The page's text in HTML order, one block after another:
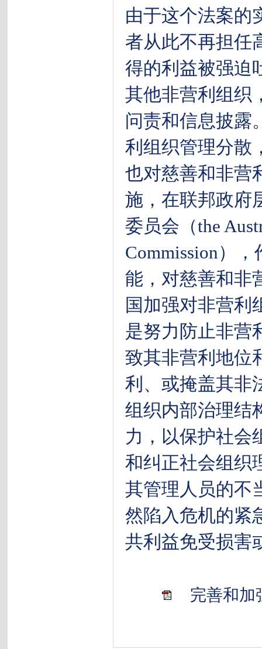
由于这个法案的
者从此不再担任
得的利益被强迫
其他非营利组织
问责和信息披露
利组织管理分散
也对慈善和非营
施，在联邦政府
委员会（the
Commission）
能，对慈善和非
国加强对非营利
是努力防止非营
致其非营利地位
利、或掩盖其非
组织内部治理结
力，以保护社会
和纠正社会组织
其管理人员的不
然陷入危机的紧
共利益免受损害
完善和加